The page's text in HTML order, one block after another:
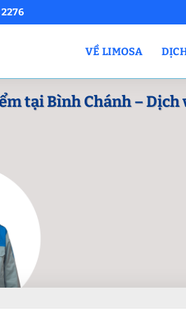
VỀ LIMOSA
tại Bình Chánh – Dịch